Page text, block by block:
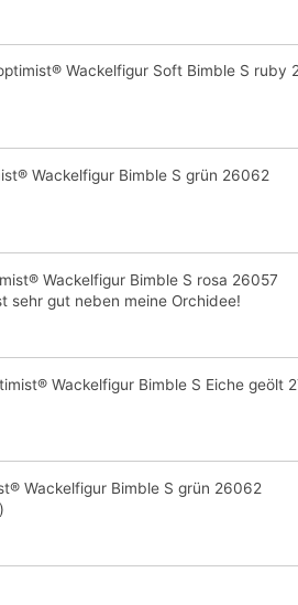
Wackelfigur Soft Bimble S ruby
Wackelfigur Bimble S grün 26062
Wackelfigur Bimble S rosa 26057
sehr gut neben meine Orchidee!
Wackelfigur Bimble S Eiche geölt
Wackelfigur Bimble S grün 26062